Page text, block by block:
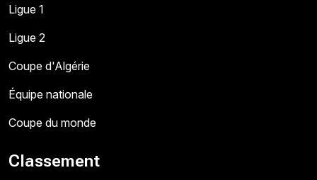
Ligue 1
Ligue 2
Coupe d'Algérie
Équipe nationale
Coupe du monde
Classement